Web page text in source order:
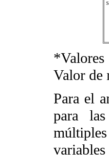
Valor de
Para el
para